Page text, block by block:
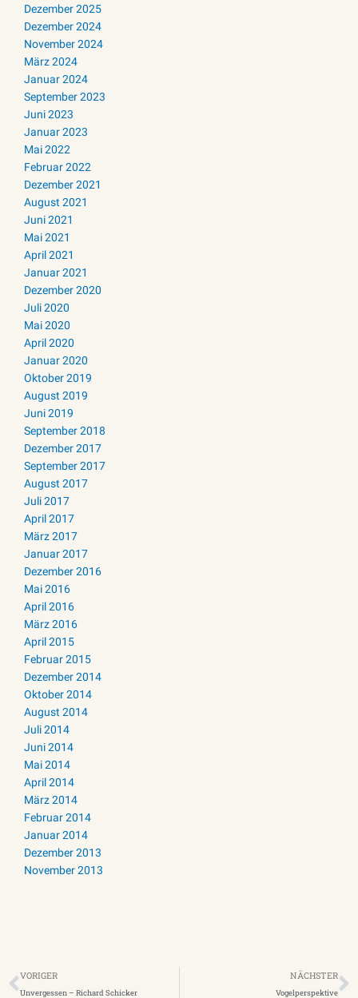
Dezember 2025
Dezember 2024
November 2024
März 2024
Januar 2024
September 2023
Juni 2023
Januar 2023
Mai 2022
Februar 2022
Dezember 2021
August 2021
Juni 2021
Mai 2021
April 2021
Januar 2021
Dezember 2020
Juli 2020
Mai 2020
April 2020
Januar 2020
Oktober 2019
August 2019
Juni 2019
September 2018
Dezember 2017
September 2017
August 2017
Juli 2017
April 2017
März 2017
Januar 2017
Dezember 2016
Mai 2016
April 2016
März 2016
April 2015
Februar 2015
Dezember 2014
Oktober 2014
August 2014
Juli 2014
Juni 2014
Mai 2014
April 2014
März 2014
Februar 2014
Januar 2014
Dezember 2013
November 2013
Zurück
VORIGER
Unvergessen – Richard Schicker
NÄCHSTER
Vogelperspektive